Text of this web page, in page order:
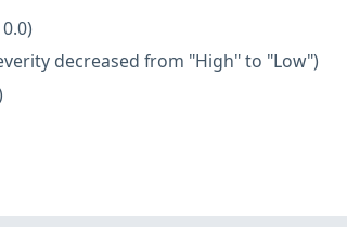
decreased from "High" to "Low")